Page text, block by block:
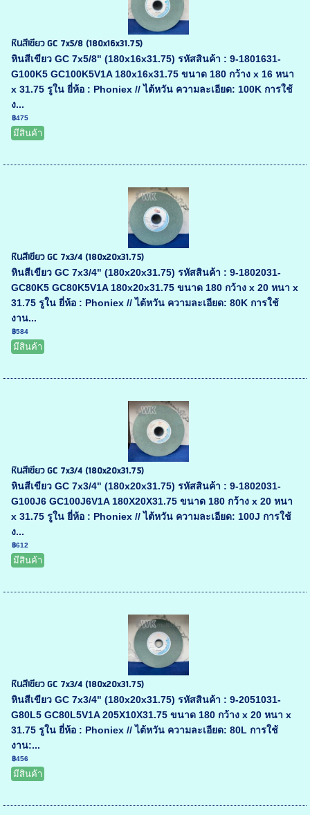
หินสีเขียว GC 7x5/8 (180x16x31.75)
หินสีเขียว GC 7x5/8" (180x16x31.75) รหัสสินค้า : 9-1801631-
G100K5 GC100K5V1A 180x16x31.75 ขนาด 180 กว้าง x 16 หนา
x 31.75 รูใน ยี่ห้อ : Phoniex // ไต้หวัน ความละเอียด: 100K การใช้
ง...
฿475
มีสินค้า
หินสีเขียว GC 7x3/4 (180x20x31.75)
หินสีเขียว GC 7x3/4" (180x20x31.75) รหัสสินค้า : 9-1802031-
GC80K5 GC80K5V1A 180x20x31.75 ขนาด 180 กว้าง x 20 หนา x
31.75 รูใน ยี่ห้อ : Phoniex // ไต้หวัน ความละเอียด: 80K การใช้
งาน...
฿584
มีสินค้า
หินสีเขียว GC 7x3/4 (180x20x31.75)
หินสีเขียว GC 7x3/4" (180x20x31.75) รหัสสินค้า : 9-1802031-
G100J6 GC100J6V1A 180X20X31.75 ขนาด 180 กว้าง x 20 หนา
x 31.75 รูใน ยี่ห้อ : Phoniex // ไต้หวัน ความละเอียด: 100J การใช้
ง...
฿612
มีสินค้า
หินสีเขียว GC 7x3/4 (180x20x31.75)
หินสีเขียว GC 7x3/4" (180x20x31.75) รหัสสินค้า : 9-2051031-
G80L5 GC80L5V1A 205X10X31.75 ขนาด 180 กว้าง x 20 หนา x
31.75 รูใน ยี่ห้อ : Phoniex // ไต้หวัน ความละเอียด: 80L การใช้
งาน:...
฿456
มีสินค้า